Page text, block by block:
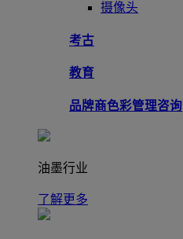
摄像头
考古
教育
品牌商色彩管理咨询
油墨行业
了解更多